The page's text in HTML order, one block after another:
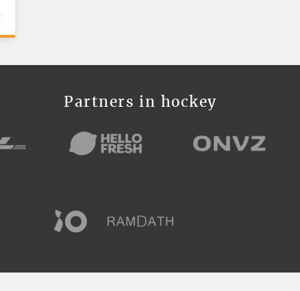
Partners in hockey